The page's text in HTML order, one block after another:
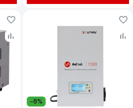
-8%